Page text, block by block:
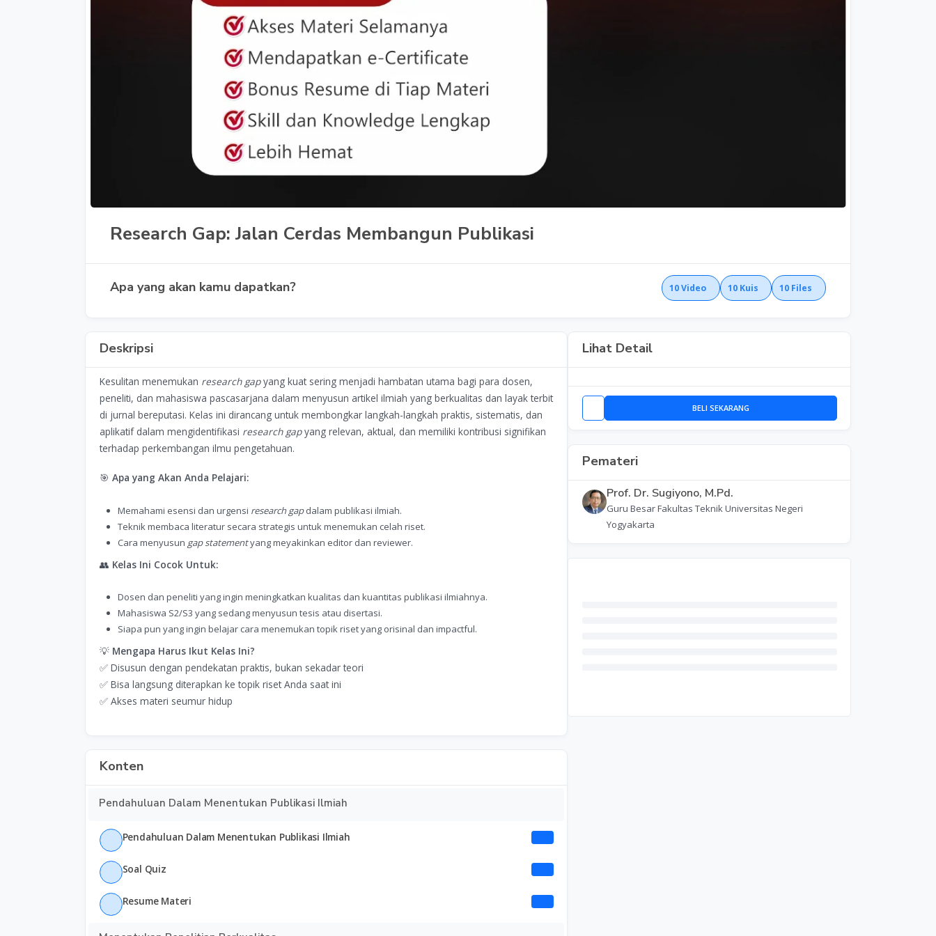
Research Gap: Jalan Cerdas Membangun Publikasi
Apa yang akan kamu dapatkan? 10Video 10 Kuis 10 Files
Deskripsi
Kesulitan menemukan research gapyang kuat sering menjadi hambatan utama bagi para dosen,
peneliti, dan mahasiswa pascasarjana dalam menyusun artikel ilmiah yang berkualitas dan layak terbit
di jurnal bereputasi. Kelas ini dirancang untuk membongkar langkah-langkah praktis, sistematis, dan
aplikatif dalam mengidentifikasi research gapyang relevan, aktual, dan memiliki kontribusi signifikan
terhadap perkembangan ilmu pengetahuan.
🎯 Apa yang Akan Anda Pelajari:
Memahami esensi dan urgensi research gapdalam publikasi ilmiah.
Teknik membaca literatur secara strategis untuk menemukan celah riset.
Cara menyusun gap statementyang meyakinkan editor dan reviewer.
👥 Kelas Ini Cocok Untuk:
Dosen dan peneliti yang ingin meningkatkan kualitas dan kuantitas publikasi ilmiahnya.
Mahasiswa S2/S3 yang sedang menyusun tesis atau disertasi.
Siapa pun yang ingin belajar cara menemukan topik riset yang orisinal dan impactful.
💡 Mengapa Harus Ikut Kelas Ini?
✅ Disusun dengan pendekatan praktis, bukan sekadar teori
✅ Bisa langsung diterapkan ke topik riset Anda saat ini
✅ Akses materi seumur hidup
Konten
Pendahuluan Dalam Menentukan Publikasi Ilmiah
Pendahuluan Dalam Menentukan Publikasi Ilmiah
Soal Quiz
Resume Materi
Lihat Detail
BELI SEKARANG
Pemateri
Prof. Dr. Sugiyono, M.Pd.
Guru Besar Fakultas Teknik Universitas Negeri
Yogyakarta